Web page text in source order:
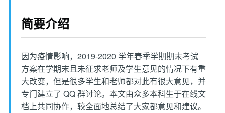
简要介绍
因为疫情影响，2019-2020 学年春季学期期末考试
方案在学期末且未征求老师及学生意见的情况下有重
大改变，但是很多学生和老师都对此有很大意见，并
专门建立了 QQ 群讨论。本文由众多本科生于在线文
档上共同协作，较全面地总结了大家都意见和建议。